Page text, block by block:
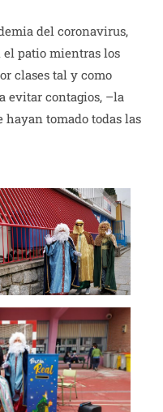
del coronavirus,
el patio mientras los
clases tal y como
evitar contagios, –la
hayan tomado todas las